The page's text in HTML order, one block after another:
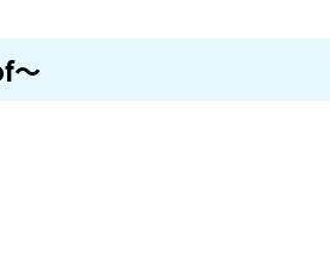
～